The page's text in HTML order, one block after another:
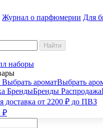
Журнал о парфюмерии Для
Найти
наборы
Выбрать ароматВыбрать
БрендыБренды Распродажа
доставка от 2200 ₽ до ПВЗ
₽